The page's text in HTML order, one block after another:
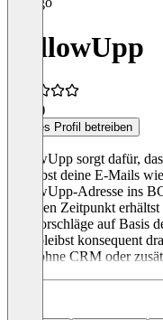
FollowUpp
(1)
Dieses Profil betreiben
FollowUpp sorgt dafür,
schreibst deine E-Mails
FollowUpp-Adresse ins
richtigen Zeitpunkt
Textvorschläge auf Basis
Zeit, bleibst konsequent
ganz ohne CRM oder